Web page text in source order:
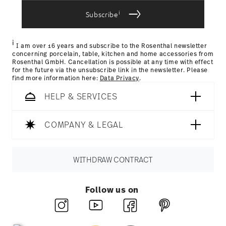
Nutzung der Dienste gesammelt haben.
Issued by: Design Center Baden-Württemberg |
Stuttgart | Germany
Subscribei
i I am over 16 years and subscribe to the Rosenthal newsletter
concerning porcelain, table, kitchen and home accessories from
Rosenthal GmbH. Cancellation is possible at any time with effect
for the future via the unsubscribe link in the newsletter. Please
find more information here: Data Privacy.
HELP & SERVICES
COMPANY & LEGAL
WITHDRAW CONTRACT
Follow us on